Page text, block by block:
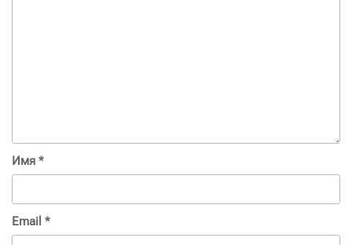
Имя *
Email *